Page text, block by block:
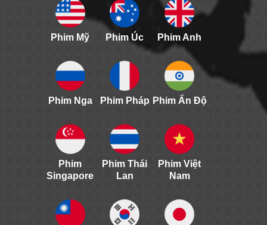
Phim Mỹ Phim Úc Phim Anh
Phim Nga Phim Pháp Phim Ấn Độ
Phim
Singapore
Phim Thái
Lan
Phim Việt
Nam